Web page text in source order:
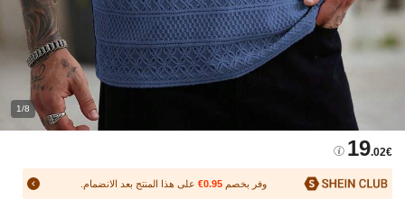
1/8
19.02€
وفر بخصم 0.95€ على هذا المنتج بعد الانضمام.